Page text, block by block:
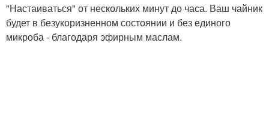
"Настаиваться" от нескольких минут до часа. Ваш чайник
будет в безукоризненном состоянии и без единого
микроба - благодаря эфирным маслам.